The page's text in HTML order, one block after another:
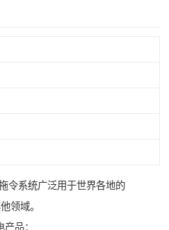
令系统广泛用于世界各地的
领域。
品：